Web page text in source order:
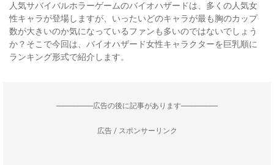
人気サバイバルホラーゲームのバイオハザードは、多くの人気女
性キャラが登場しますが、いったいどのキャラが最も胸のカップ
数が大きいのか気になっているファンも多いのではないでしょう
か？そこで今回は、バイオハザード女性キャラクターを巨乳順に
ランキング形式で紹介します。
--------------------広告の後に記事があります--------------------
広告 / スポンサーリンク